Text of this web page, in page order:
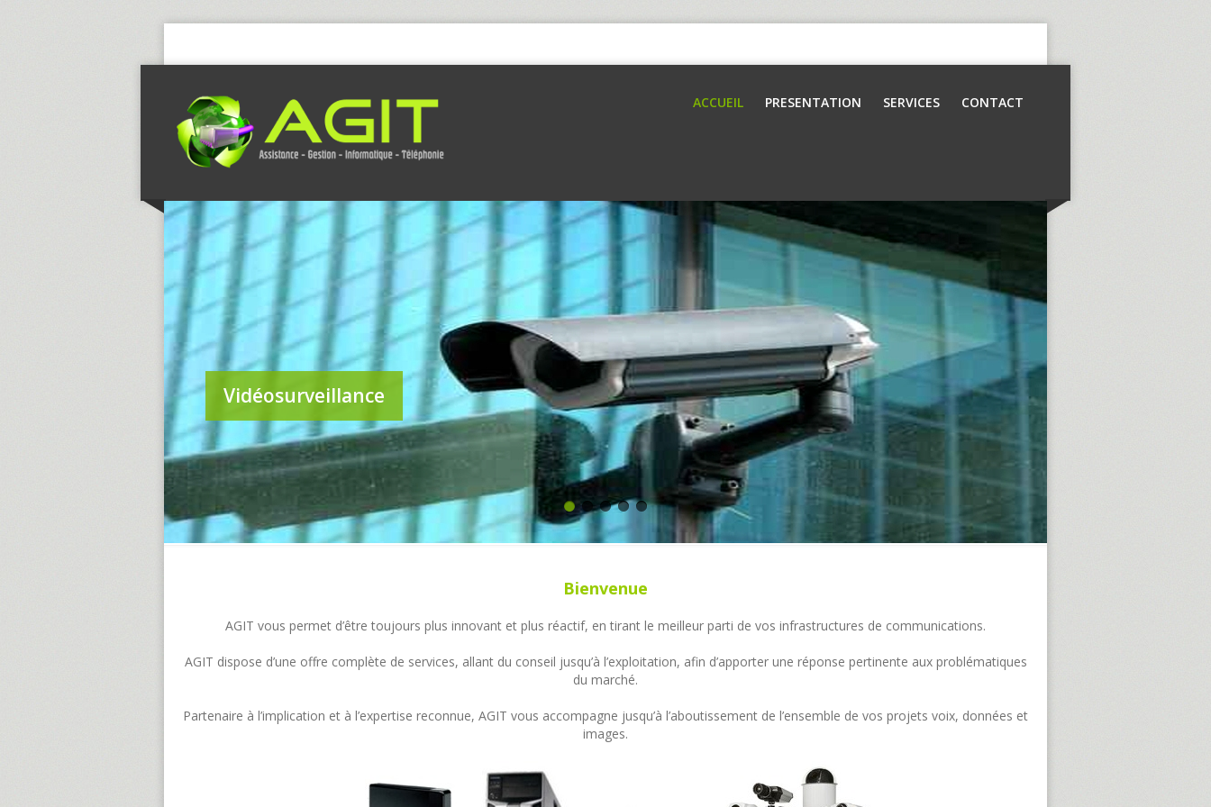
ACCUEIL PRESENTATION SERVICES CONTACT
Vidéosurveillance
Bienvenue
AGIT vous permet d’être toujours plus innovant et plus réactif, en tirant le meilleur parti de vos infrastructures de communications.
AGIT dispose d’une offre complète de services, allant du conseil jusqu’à l’exploitation, afin d’apporter une réponse pertinente aux problématiques
du marché.
Partenaire à l’implication et à l’expertise reconnue, AGIT vous accompagne jusqu’à l’aboutissement de l’ensemble de vos projets voix, données et
images.